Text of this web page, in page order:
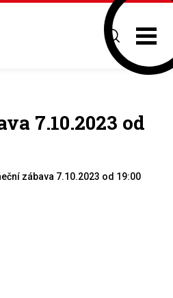
7.10.2023 od
zábava 7.10.2023 od 19:00